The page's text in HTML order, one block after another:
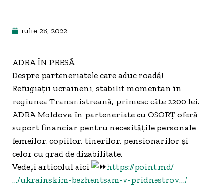
iulie 28, 2022
ADRA ÎN PRESĂ
Despre parteneriatele care aduc roadă!
Refugiații ucraineni, stabilit momentan în
regiunea Transnistreană, primesc câte 2200 lei.
ADRA Moldova în parteneriate cu OSORȚ oferă
suport financiar pentru necesitățile personale
femeilor, copiilor, tinerilor, pensionarilor și
celor cu grad de dizabilitate.
Vedeți articolul aici
https://point.md/
…/ukrainskim-bezhentsam-v-pridnestrov…/